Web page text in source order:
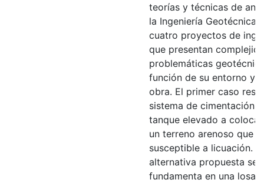
teorías y técnicas de
la Ingeniería Geotécnica,
cuatro proyectos de
que presentan
problemáticas
función de su entorno y
obra. El primer caso
sistema de cimentación
tanque elevado a
un terreno arenoso que
susceptible a licuación.
alternativa propuesta se
fundamenta en una losa